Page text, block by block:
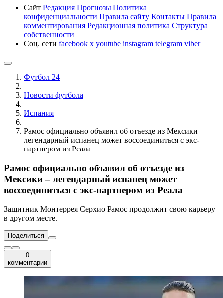
Сайт Редакция Прогнозы Политика
конфиденциальности Правила сайту Контакты Правила
комментирования Редакционная политика Структура
собственности
Соц. сети facebook x youtube instagram telegram viber
Футбол 24
Новости футбола
Испания
Рамос официально объявил об отъезде из Мексики –
легендарный испанец может воссоединиться с экс-
партнером из Реала
Рамос официально объявил об отъезде из
Мексики – легендарный испанец может
воссоединиться с экс-партнером из Реала
Защитник Монтеррея Серхио Рамос продолжит свою карьеру
в другом месте.
Поделиться
0
комментарии